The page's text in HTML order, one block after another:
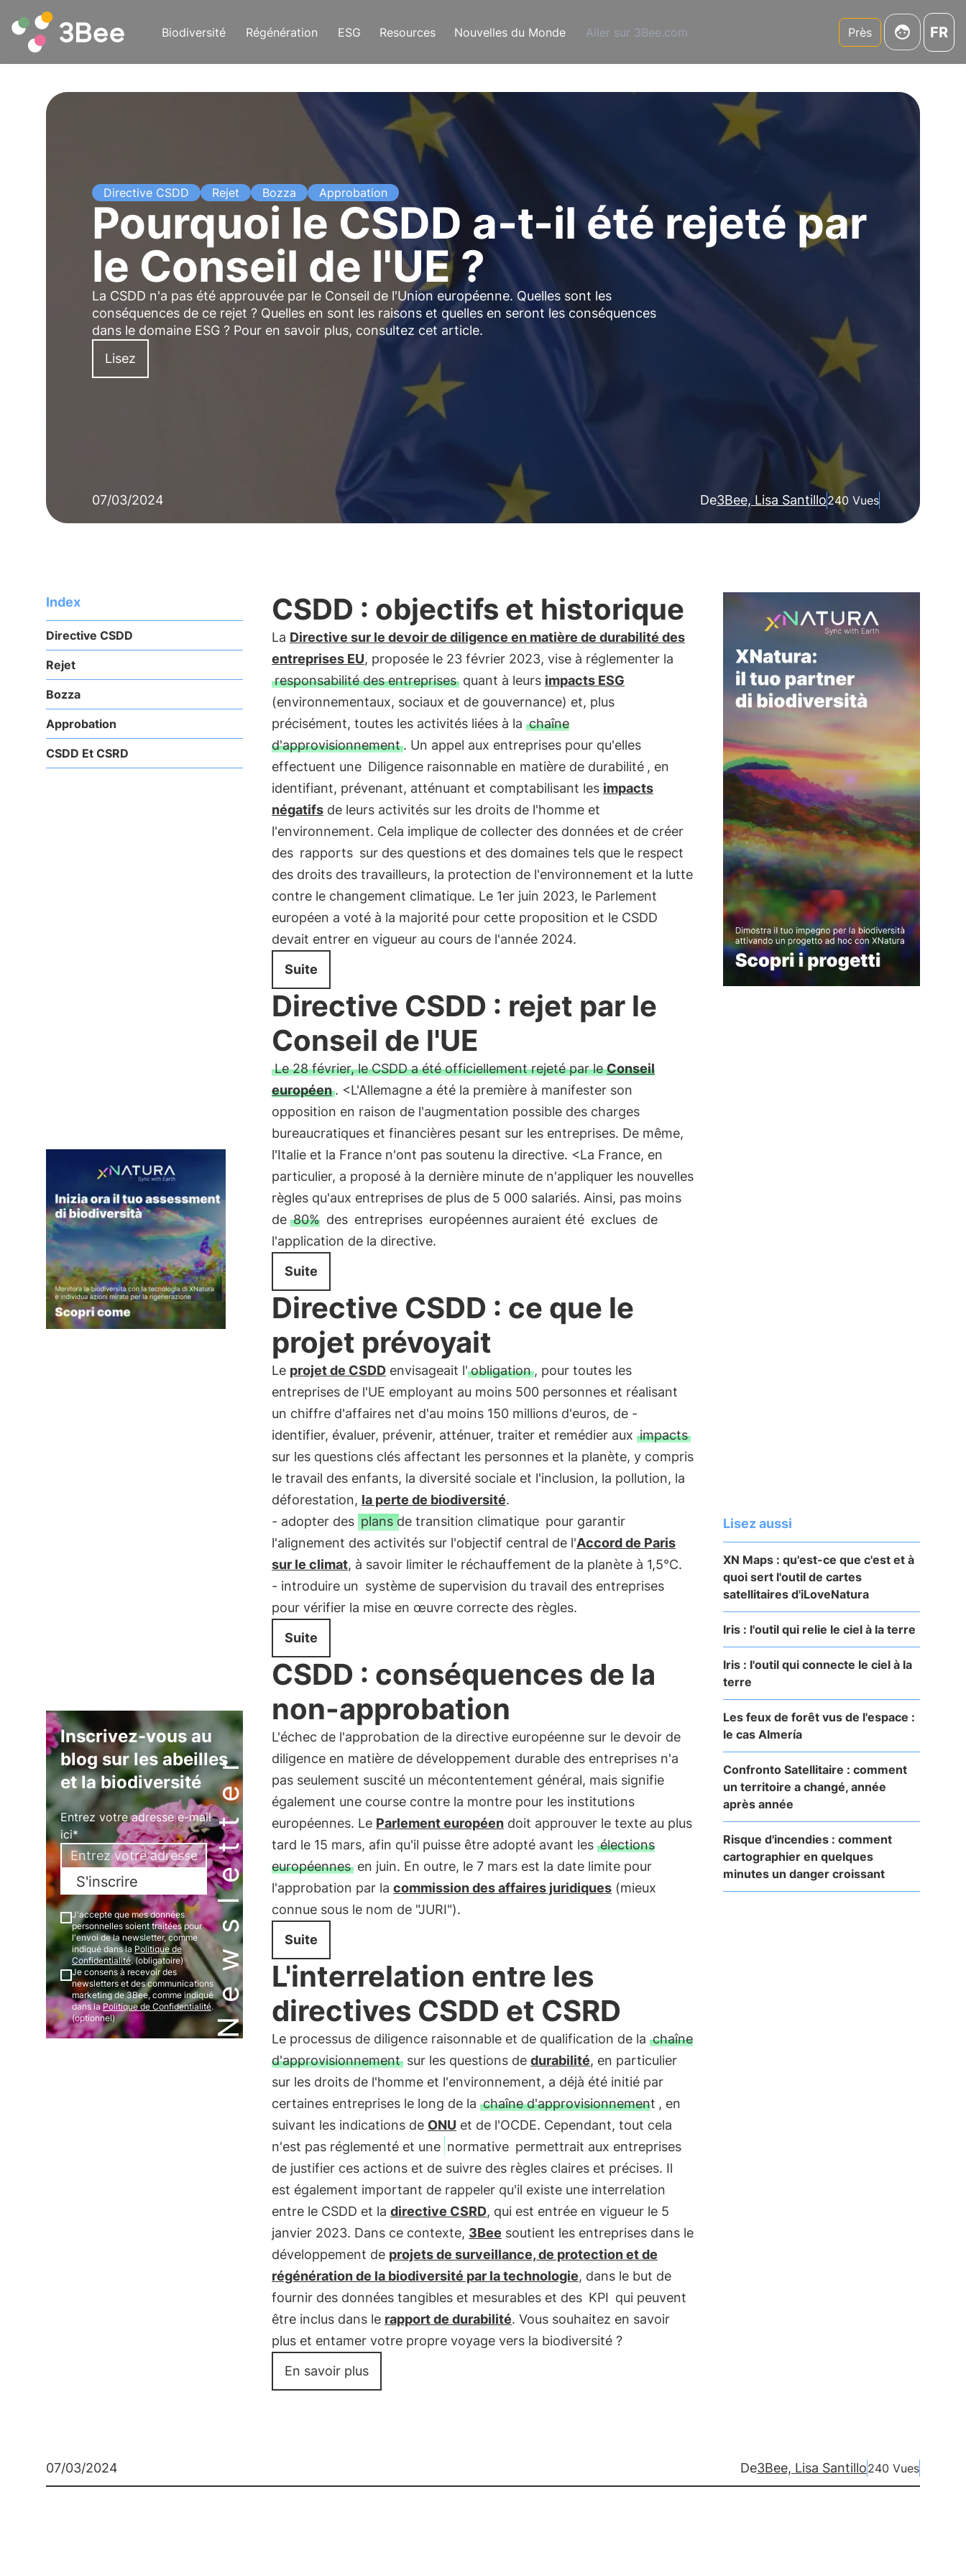
Biodiversité Régénération ESG Resources Nouvelles du Monde Aller sur 3Bee.com Près FR
Directive CSDD Rejet Bozza Approbation
Pourquoi le CSDD a-t-il été rejeté par
le Conseil de l'UE ?
La CSDD n'a pas été approuvée par le Conseil de l'Union européenne. Quelles sont les
conséquences de ce rejet ? Quelles en sont les raisons et quelles en seront les conséquences
dans le domaine ESG ? Pour en savoir plus, consultez cet article.
Lisez
07/03/2024 De3Bee, Lisa Santillo240 Vues
Index
Directive CSDD
Rejet
Bozza
Approbation
CSDD Et CSRD
Newsletter
Inscrivez-vous au
blog sur les abeilles
et la biodiversité
Entrez votre adresse e-mail
ici*
S'inscrire
J'accepte que mes données
personnelles soient traitées pour
l'envoi de la newsletter, comme
indiqué dans la Politique de
Confidentialité. (obligatoire)
Je consens à recevoir des
newsletters et des communications
marketing de 3Bee, comme indiqué
dans laPolitique de Confidentialité.
(optionnel)
CSDD : objectifs et historique
La Directive sur le devoir de diligence en matière de durabilité des
entreprises EU, proposée le 23 février 2023, vise à réglementer la
responsabilité des entreprisesquant à leurs impacts ESG
(environnementaux, sociaux et de gouvernance) et, plus
précisément, toutes les activités liées à la chaîne
d'approvisionnement. Un appel aux entreprises pour qu'elles
effectuent une Diligence raisonnable en matière de durabilité , en
identifiant, prévenant, atténuant et comptabilisant les impacts
négatifsde leurs activités sur les droits de l'homme et
l'environnement. Cela implique de collecter des données et de créer
des rapports sur des questions et des domaines tels que le respect
des droits des travailleurs, la protection de l'environnement et la lutte
contre le changement climatique. Le 1er juin 2023, le Parlement
européen a voté à la majorité pour cette proposition et le CSDD
devait entrer en vigueur au cours de l'année 2024.
Suite
Directive CSDD : rejet par le
Conseil de l'UE
Le 28 février, le CSDD a été officiellement rejeté par leConseil
européen. <L'Allemagne a été la première à manifester son
opposition en raison de l'augmentation possible des charges
bureaucratiques et financières pesant sur les entreprises. De même,
l'Italie et la France n'ont pas soutenu la directive. <La France, en
particulier, a proposé à la dernière minute de n'appliquer les nouvelles
règles qu'aux entreprises de plus de 5 000 salariés. Ainsi, pas moins
de 80% des entreprises européennes auraient été exclues de
l'application de la directive.
Suite
Directive CSDD : ce que le
projet prévoyait
Le projet de CSDDenvisageait l' obligation, pour toutes les
entreprises de l'UE employant au moins 500 personnes et réalisant
un chiffre d'affaires net d'au moins 150 millions d'euros, de -
identifier, évaluer, prévenir, atténuer, traiter et remédier aux impacts
sur les questions clés affectant les personnes et la planète, y compris
le travail des enfants, la diversité sociale et l'inclusion, la pollution, la
déforestation, la perte de biodiversité.
- adopter des plans de transition climatique pour garantir
l'alignement des activités sur l'objectif central de l'Accord de Paris
sur le climat, à savoir limiter le réchauffement de la planète à 1,5°C.
- introduire un système de supervision du travail des entreprises
pour vérifier la mise en œuvre correcte des règles.
Suite
CSDD : conséquences de la
non-approbation
L'échec de l'approbation de la directive européenne sur le devoir de
diligence en matière de développement durable des entreprises n'a
pas seulement suscité un mécontentement général, mais signifie
également une course contre la montre pour les institutions
européennes. Le Parlement européendoit approuver le texte au plus
tard le 15 mars, afin qu'il puisse être adopté avant les élections
européennesen juin. En outre, le 7 mars est la date limite pour
l'approbation par la commission des affaires juridiques(mieux
connue sous le nom de "JURI").
Suite
L'interrelation entre les
directives CSDD et CSRD
Le processus de diligence raisonnable et de qualification de la chaîne
d'approvisionnementsur les questions de durabilité, en particulier
sur les droits de l'homme et l'environnement, a déjà été initié par
certaines entreprises le long de la chaîne d'approvisionnement , en
suivant les indications de ONU et de l'OCDE. Cependant, tout cela
n'est pas réglementé et une normative permettrait aux entreprises
de justifier ces actions et de suivre des règles claires et précises. Il
est également important de rappeler qu'il existe une interrelation
entre le CSDD et la directive CSRD, qui est entrée en vigueur le 5
janvier 2023. Dans ce contexte, 3Bee soutient les entreprises dans le
développement de projets de surveillance, de protection et de
régénération de la biodiversité par la technologie, dans le but de
fournir des données tangibles et mesurables et des KPI qui peuvent
être inclus dans le rapport de durabilité. Vous souhaitez en savoir
plus et entamer votre propre voyage vers la biodiversité ?
En savoir plus
Lisez aussi
XN Maps : qu'est-ce que c'est et à
quoi sert l'outil de cartes
satellitaires d'iLoveNatura
Iris : l'outil qui relie le ciel à la terre
Iris : l'outil qui connecte le ciel à la
terre
Les feux de forêt vus de l'espace :
le cas Almería
Confronto Satellitaire : comment
un territoire a changé, année
après année
Risque d'incendies : comment
cartographier en quelques
minutes un danger croissant
07/03/2024 De3Bee, Lisa Santillo240 Vues